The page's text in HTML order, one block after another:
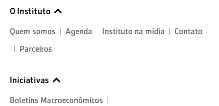
O Instituto
Quem somos Agenda Instituto na mídia
Contato
Parceiros
Iniciativas
Boletins Macroeconômicos